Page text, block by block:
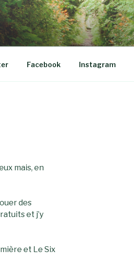
Facebook Instagram
mais, en
des
et j’y
et Le Six